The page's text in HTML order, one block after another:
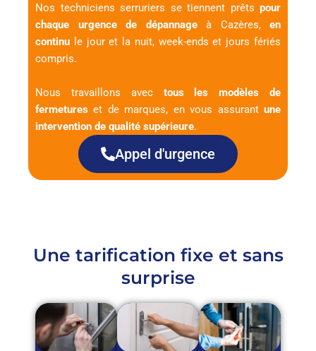
Nos techniciens serruriers se tiennent prêts pour
chaque urgence de dépannageà Cazères, en
continu le jour et la nuit, week-ends et jours fériés
compris.
Nous travaillons avec tous les modèles de
fermetures et de marques, en vous assurant une
intervention de qualité supérieure.
Appel d'urgence
Une tarification fixe et sans
surprise